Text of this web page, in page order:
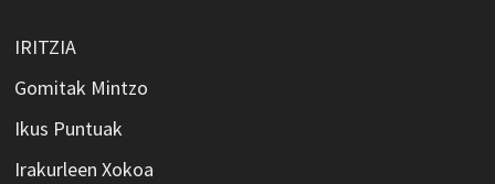
IRITZIA
Gomitak Mintzo
Ikus Puntuak
Irakurleen Xokoa